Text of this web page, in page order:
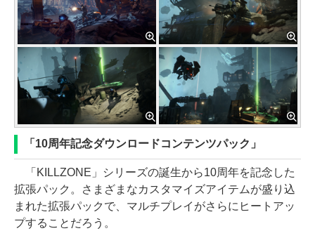
「10周年記念ダウンロードコンテンツパック」
「KILLZONE」シリーズの誕生から10周年を記念した
拡張パック。さまざまなカスタマイズアイテムが盛り込
まれた拡張パックで、マルチプレイがさらにヒートアッ
プすることだろう。